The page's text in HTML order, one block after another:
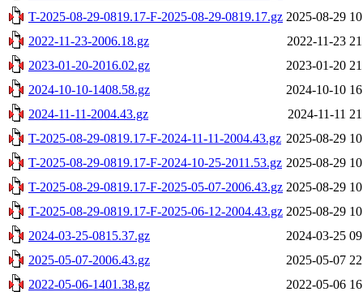
T-2025-08-29-0819.17-F-2025-08-29-0819.17.gz 2025-08-29
2022-11-23-2006.18.gz
2022-11-23
2023-01-20-2016.02.gz
2023-01-20
2024-10-10-1408.58.gz
2024-10-10
2024-11-11-2004.43.gz
2024-11-11
T-2025-08-29-0819.17-F-2024-11-11-2004.43.gz 2025-08-29
T-2025-08-29-0819.17-F-2024-10-25-2011.53.gz 2025-08-29
T-2025-08-29-0819.17-F-2025-05-07-2006.43.gz 2025-08-29
T-2025-08-29-0819.17-F-2025-06-12-2004.43.gz 2025-08-29
2024-03-25-0815.37.gz
2024-03-25
2025-05-07-2006.43.gz
2025-05-07
2022-05-06-1401.38.gz
2022-05-06